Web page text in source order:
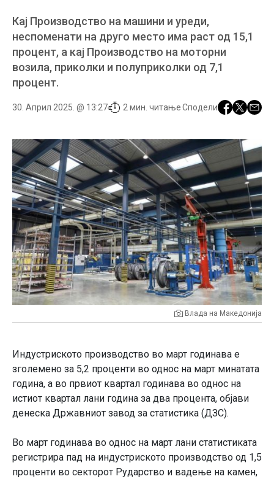
Кај Производство на машини и уреди,
неспоменати на друго место има раст од 15,1
процент, а кај Производство на моторни
возила, приколки и полуприколки од 7,1
процент.
30. Април 2025. @ 13:27 2 мин. читањеСподели
Влада на Македонија
Индустриското производство во март годинава е
зголемено за 5,2 проценти во однос на март минатата
година, а во првиот квартал годинава во однос на
истиот квартал лани година за два процента, објави
денеска Државниот завод за статистика (ДЗС).
Во март годинава во однос на март лани статистиката
регистрира пад на индустриското производство од 1,5
проценти во секторот Рударство и вадење на камен,